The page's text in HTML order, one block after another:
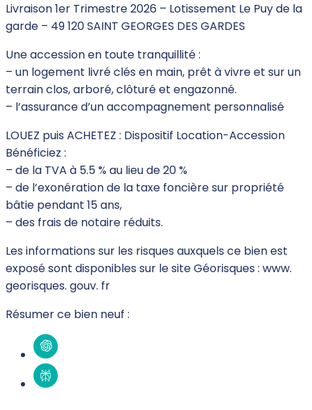
Livraison 1er Trimestre 2026 – Lotissement Le Puy de la
garde – 49 120 SAINT GEORGES DES GARDES
Une accession en toute tranquillité :
– un logement livré clés en main, prêt à vivre et sur un
terrain clos, arboré, clôturé et engazonné.
– l’assurance d’un accompagnement personnalisé
LOUEZ puis ACHETEZ : Dispositif Location-Accession
Bénéficiez :
– de la TVA à 5.5 % au lieu de 20 %
– de l’exonération de la taxe foncière sur propriété
bâtie pendant 15 ans,
– des frais de notaire réduits.
Les informations sur les risques auxquels ce bien est
exposé sont disponibles sur le site Géorisques : www.
georisques. gouv. fr
Résumer ce bien neuf :